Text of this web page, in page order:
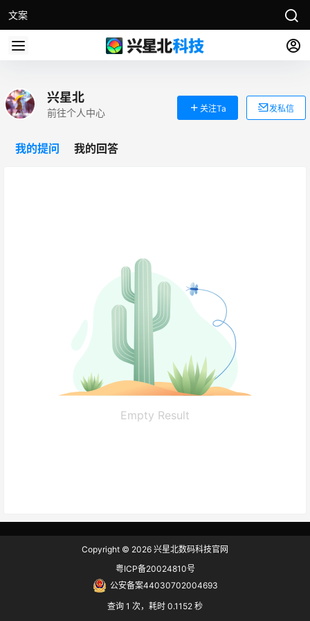
文案
兴星北
前往个人中心 关注Ta 发私信
我的提问 我的回答
Empty Result
Copyright © 2026 兴星北数码科技官网
粤ICP备20024810号
公安备案44030702004693
查询 1 次，耗时 0.1152 秒